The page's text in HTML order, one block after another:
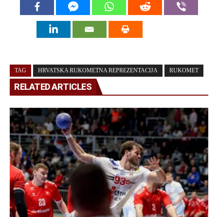
TAG HRVATSKA RUKOMETNA REPREZENTACIJA RUKOMET
RELATED ARTICLES